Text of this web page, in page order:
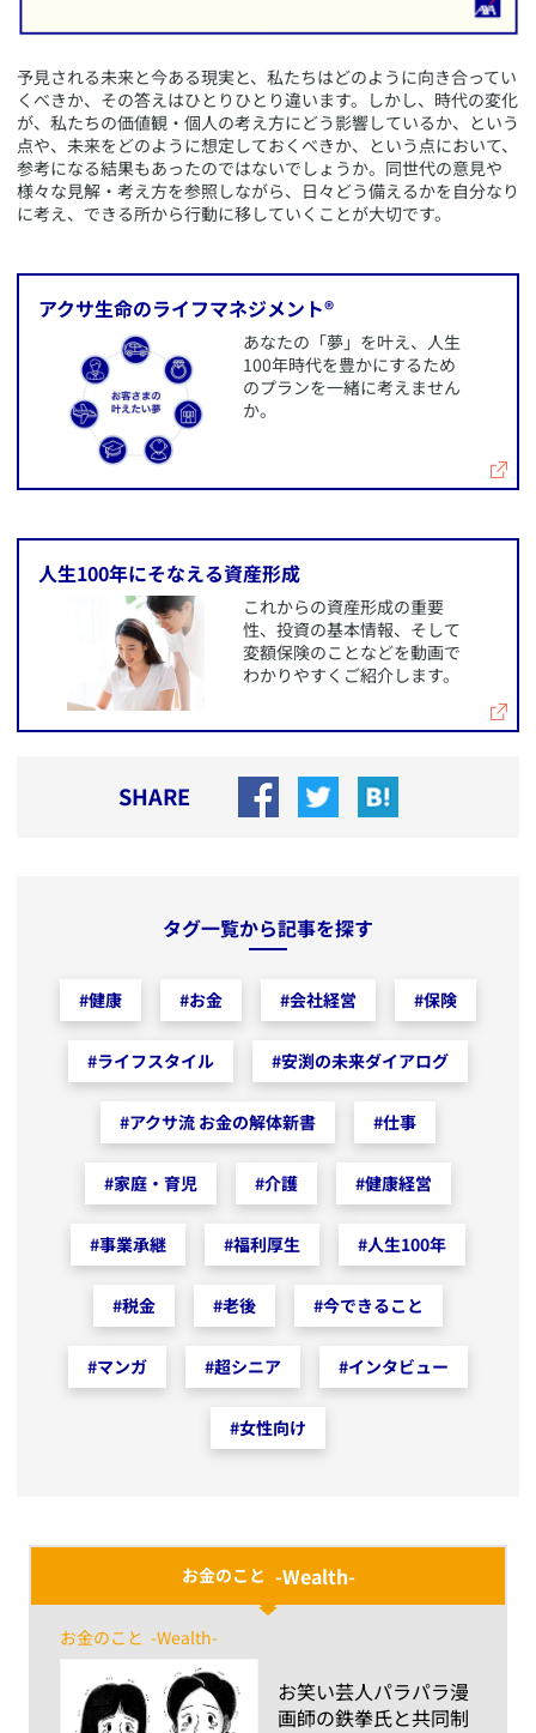
​予見される未来と今ある現実と、私たちはどのように向き合ってい
くべきか、その答えはひとりひとり違います。しかし、時代の変化
が、私たちの価値観・個人の考え方にどう影響しているか、という
点や、未来をどのように想定しておくべきか、という点において、
参考になる結果もあったのではないでしょうか。同世代の意見や
様々な見解・考え方を参照しながら、日々どう備えるかを自分なり
に考え、できる所から行動に移していくことが大切です。
​アクサ生命のライフマネジメント®
​あなたの「夢」を叶え、人生
100年時代を豊かにするため
のプランを一緒に考えません
か。
​人生100年にそなえる資産形成
​これからの資産形成の重要
性、投資の基本情報、そして
変額保険のことなどを動画で
わかりやすくご紹介します。
SHARE
タグ一覧から記事を探す
#健康 #お金 #会社経営 #保険
#ライフスタイル #安渕の未来ダイアログ
#アクサ流 お金の解体新書 #仕事
#家庭・育児 #介護 #健康経営
#事業承継 #福利厚生 #人生100年
#税金 #老後 #今できること
#マンガ #超シニア #インタビュー
#女性向け
お金のこと -Wealth-
お金のこと -Wealth-
​お笑い芸人パラパラ漫
画師の鉄拳氏と共同制